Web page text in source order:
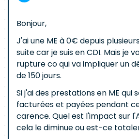
Bonjour,
J'ai une ME à 0€ depuis
suite car je suis en CDI. Mais je
rupture co qui va impliquer un
de 150 jours.
Si j'ai des prestations en ME qui
facturées et payées pendant
carence. Quel est l'impact sur
cela le diminue ou est-ce